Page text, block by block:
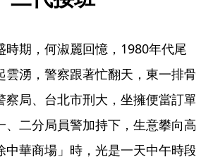
時期，何淑麗回憶，1980年代尾
雲湧，警察跟著忙翻天，東一排骨
察局、台北市刑大，坐擁便當訂單
、二分局員警加持下，生意攀向高
中華商場」時，光是一天中午時段